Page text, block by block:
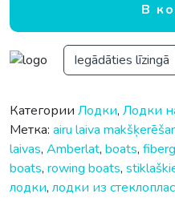
В
Iegādāties līzingā
Категории Лодки, Лодки
Метка: airu laiva
laivas, Amberlat, boats,
boats, rowing boats,
лодки, лодки из